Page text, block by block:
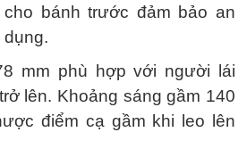
bánh trước đảm bảo an
mm phù hợp với người lái
lên. Khoảng sáng gầm 140
điểm cạ gầm khi leo lên